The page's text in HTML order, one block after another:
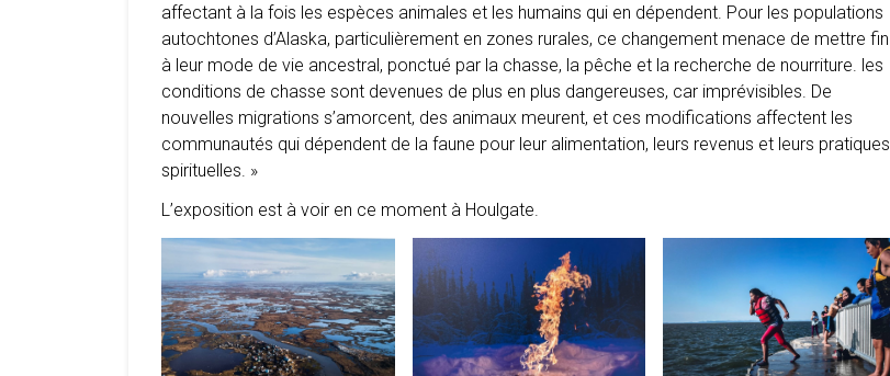
affectant à la fois les espèces animales et les humains qui en dépendent. Pour les populations
autochtones d’Alaska, particulièrement en zones rurales, ce changement menace de mettre fin
à leur mode de vie ancestral, ponctué par la chasse, la pêche et la recherche de nourriture. les
conditions de chasse sont devenues de plus en plus dangereuses, car imprévisibles. De
nouvelles migrations s’amorcent, des animaux meurent, et ces modifications affectent les
communautés qui dépendent de la faune pour leur alimentation, leurs revenus et leurs pratiques
spirituelles. »
L’exposition est à voir en ce moment à Houlgate.